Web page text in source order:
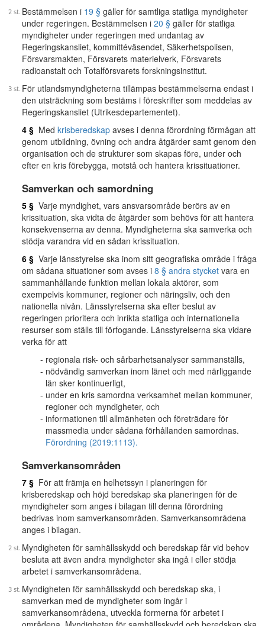
Bestämmelsen i 19 § gäller för samtliga statliga myndigheter
under regeringen. Bestämmelsen i 20 § gäller för statliga
myndigheter under regeringen med undantag av
Regeringskansliet, kommittéväsendet, Säkerhetspolisen,
Försvarsmakten, Försvarets materielverk, Försvarets
radioanstalt och Totalförsvarets forskningsinstitut.
För utlandsmyndigheterna tillämpas bestämmelserna endast i
den utsträckning som bestäms i föreskrifter som meddelas av
Regeringskansliet (Utrikesdepartementet).
4 § Med krisberedskap avses i denna förordning förmågan att
genom utbildning, övning och andra åtgärder samt genom den
organisation och de strukturer som skapas före, under och
efter en kris förebygga, motstå och hantera krissituationer.
Samverkan och samordning
5 § Varje myndighet, vars ansvarsområde berörs av en
krissituation, ska vidta de åtgärder som behövs för att hantera
konsekvenserna av denna. Myndigheterna ska samverka och
stödja varandra vid en sådan krissituation.
6 § Varje länsstyrelse ska inom sitt geografiska område i fråga
om sådana situationer som avses i 8 § andra stycket vara en
sammanhållande funktion mellan lokala aktörer, som
exempelvis kommuner, regioner och näringsliv, och den
nationella nivån. Länsstyrelserna ska efter beslut av
regeringen prioritera och inrikta statliga och internationella
resurser som ställs till förfogande. Länsstyrelserna ska vidare
verka för att
regionala risk- och sårbarhetsanalyser sammanställs,
nödvändig samverkan inom länet och med närliggande
län sker kontinuerligt,
under en kris samordna verksamhet mellan kommuner,
regioner och myndigheter, och
informationen till allmänheten och företrädare för
massmedia under sådana förhållanden samordnas.
Förordning (2019:1113).
Samverkansområden
7 § För att främja en helhetssyn i planeringen för
krisberedskap och höjd beredskap ska planeringen för de
myndigheter som anges i bilagan till denna förordning
bedrivas inom samverkansområden. Samverkansområdena
anges i bilagan.
Myndigheten för samhällsskydd och beredskap får vid behov
besluta att även andra myndigheter ska ingå i eller stödja
arbetet i samverkansområdena.
Myndigheten för samhällsskydd och beredskap ska, i
samverkan med de myndigheter som ingår i
samverkansområdena, utveckla formerna för arbetet i